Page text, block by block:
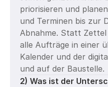
priorisieren und
und Terminen bis zur
Abnahme. Statt
alle Aufträge in einer
Kalender und der
und auf der Baustelle.
2) Was ist der